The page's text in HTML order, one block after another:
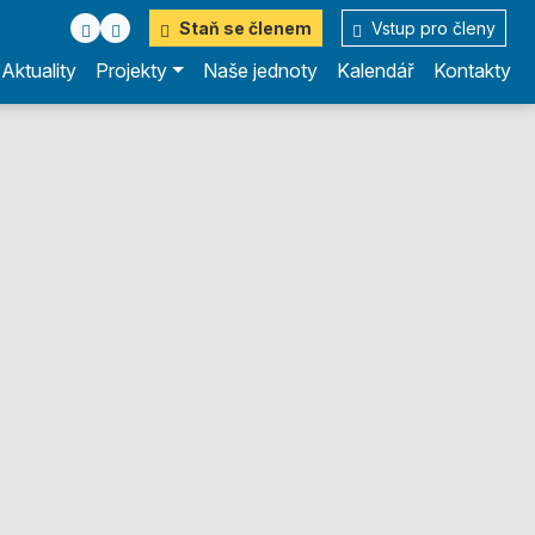
Staň se členem Vstup pro členy
Aktuality Projekty Naše jednoty Kalendář Kontakty